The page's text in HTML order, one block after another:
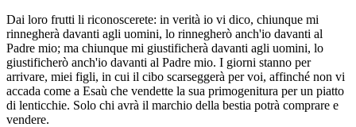
Dai loro frutti li riconoscerete: in verità io vi dico, chiunque mi
rinnegherà davanti agli uomini, lo rinnegherò anch'io davanti al
Padre mio; ma chiunque mi giustificherà davanti agli uomini, lo
giustificherò anch'io davanti al Padre mio. I giorni stanno per
arrivare, miei figli, in cui il cibo scarseggerà per voi, affinché non vi
accada come a Esaù che vendette la sua primogenitura per un piatto
di lenticchie. Solo chi avrà il marchio della bestia potrà comprare e
vendere.